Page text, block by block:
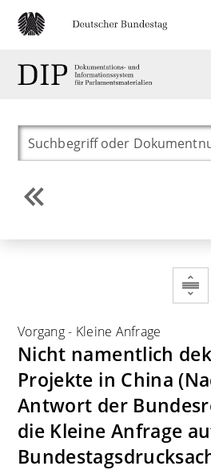
Vorgang- Kleine Anfrage
Nicht namentlich
Projekte in China
Antwort der
die Kleine Anfrage